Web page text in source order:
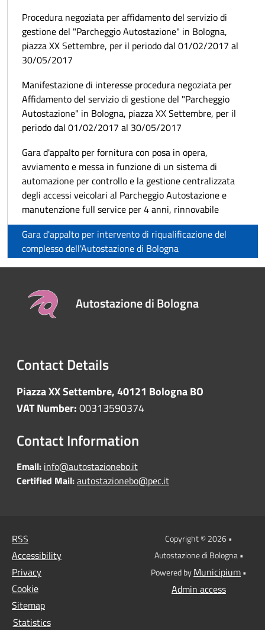
Procedura negoziata per affidamento del servizio di
gestione del "Parcheggio Autostazione" in Bologna,
piazza XX Settembre, per il periodo dal 01/02/2017 al
30/05/2017
Manifestazione di interesse procedura negoziata per
Affidamento del servizio di gestione del "Parcheggio
Autostazione" in Bologna, piazza XX Settembre, per il
periodo dal 01/02/2017 al 30/05/2017
Gara d'appalto per fornitura con posa in opera,
avviamento e messa in funzione di un sistema di
automazione per controllo e la gestione centralizzata
degli accessi veicolari al Parcheggio Autostazione e
manutenzione full service per 4 anni, rinnovabile
Gara d'appalto per intervento di riqualificazione del
complesso dell'Autostazione di Bologna
Autostazione di Bologna
Contact Details
Piazza XX Settembre, 40121 Bologna BO
VAT Number:00313590374
Contact Information
Email: info@autostazionebo.it
Certified Mail:autostazionebo@pec.it
RSS
Accessibility
Privacy
Cookie
Sitemap
Statistics
Copyright © 2026 •
Autostazione di Bologna •
Powered byMunicipium•
Admin access